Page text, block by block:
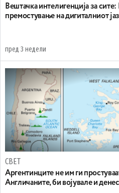
Вештачка интелигенција за
премостување на дигиталниот јаз
пред 3 недели
СВЕТ
Аргентинците не им ги
Англичаните, би војувале и